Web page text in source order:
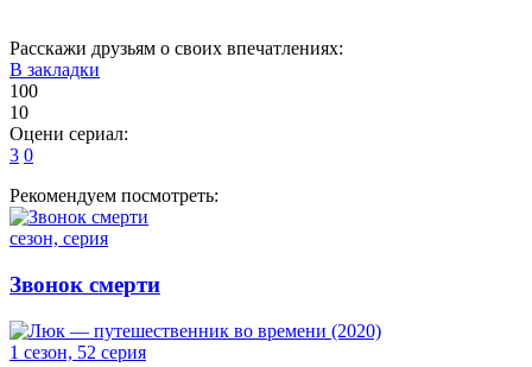
Расскажи друзьям о своих впечатлениях:
В закладки
100
10
Оцени сериал:
3 0
Рекомендуем посмотреть:
сезон, серия
Звонок смерти
1 сезон, 52 серия